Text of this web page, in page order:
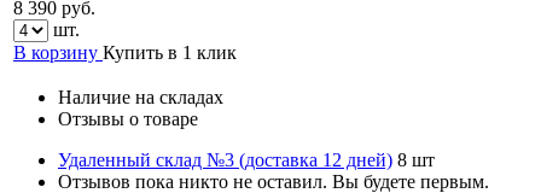
8 390 руб.
шт.
В корзину Купить в 1 клик
Наличие на складах
Отзывы о товаре
Удаленный склад №3 (доставка 12 дней) 8 шт
Отзывов пока никто не оставил. Вы будете первым.